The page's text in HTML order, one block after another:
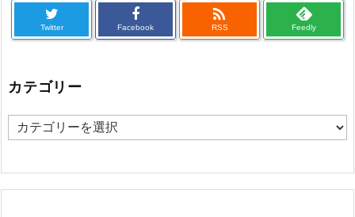
Twitter Facebook

RSS Feedly
カテゴリー
カ
ゴ